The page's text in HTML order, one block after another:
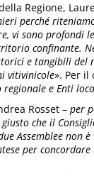
Regione,
perché
vi sono profondi
confinante.
e tangibili
vitivinicole». Per il
e Enti
Rosset – per
che il
Assemblee non
per